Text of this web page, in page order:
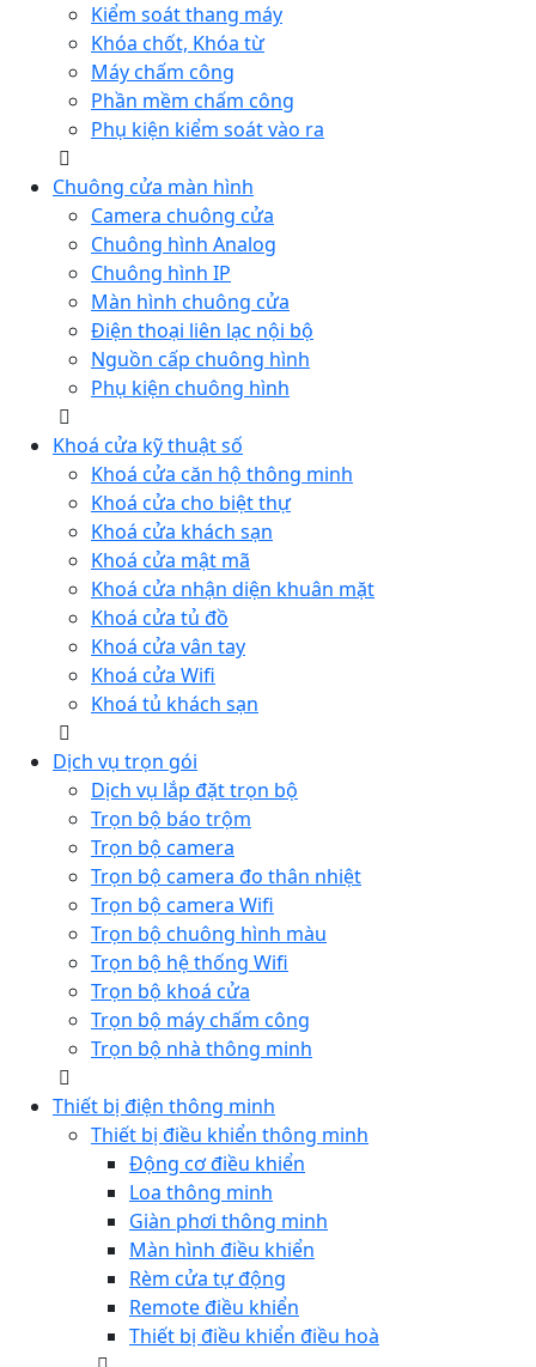
Kiểm soát thang máy
Khóa chốt, Khóa từ
Máy chấm công
Phần mềm chấm công
Phụ kiện kiểm soát vào ra
Chuông cửa màn hình
Camera chuông cửa
Chuông hình Analog
Chuông hình IP
Màn hình chuông cửa
Điện thoại liên lạc nội bộ
Nguồn cấp chuông hình
Phụ kiện chuông hình
Khoá cửa kỹ thuật số
Khoá cửa căn hộ thông minh
Khoá cửa cho biệt thự
Khoá cửa khách sạn
Khoá cửa mật mã
Khoá cửa nhận diện khuân mặt
Khoá cửa tủ đồ
Khoá cửa vân tay
Khoá cửa Wifi
Khoá tủ khách sạn
Dịch vụ trọn gói
Dịch vụ lắp đặt trọn bộ
Trọn bộ báo trộm
Trọn bộ camera
Trọn bộ camera đo thân nhiệt
Trọn bộ camera Wifi
Trọn bộ chuông hình màu
Trọn bộ hệ thống Wifi
Trọn bộ khoá cửa
Trọn bộ máy chấm công
Trọn bộ nhà thông minh
Thiết bị điện thông minh
Thiết bị điều khiển thông minh
Động cơ điều khiển
Loa thông minh
Giàn phơi thông minh
Màn hình điều khiển
Rèm cửa tự động
Remote điều khiển
Thiết bị điều khiển điều hoà